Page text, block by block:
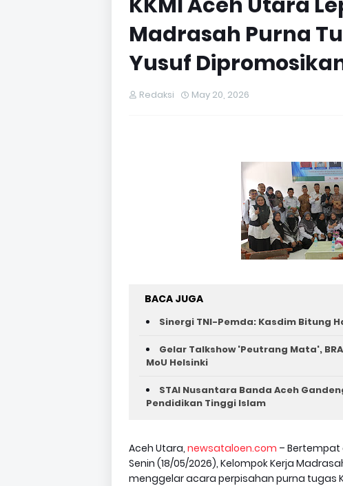
Madrasah Purna
Yusuf
Redaksi May 20, 2026
BACA JUGA
Sinergi TNI-Pemda: Kasdim Bitung
Gelar Talkshow 'Peutrang Mata',
MoU Helsinki
STAI Nusantara Banda Aceh
Pendidikan Tinggi Islam
Aceh Utara, newsataloen.com – Bertempat
Senin (18/05/2026), Kelompok Kerja
menggelar acara perpisahan purna tugas